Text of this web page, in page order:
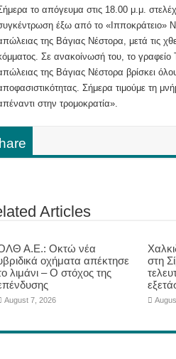
το απόγευμα στις 18.00 μ.μ.
έξω από το «Ιπποκράτειο»
της Βάγιας Νέστορα, μετά τις
Σε ανακοίνωσή του, το
της Βάγιας Νέστορα βρίσκει
Σήμερα τιμούμε τη
στην τρομοκρατία».
Articles
Α.Ε.: Οκτώ νέα
οχήματα απέκτησε
λιμάνι – Ο στόχος της
August 7, 2026
στη